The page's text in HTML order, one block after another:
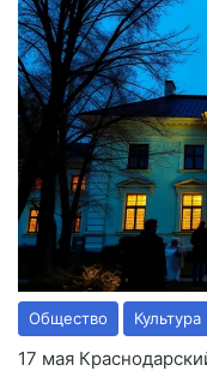
Общество Культура
17 мая